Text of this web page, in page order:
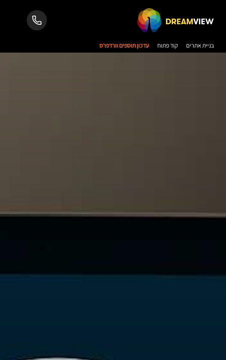
בניית אתרים קוד פתוח עדכון תוספים וורדפרס